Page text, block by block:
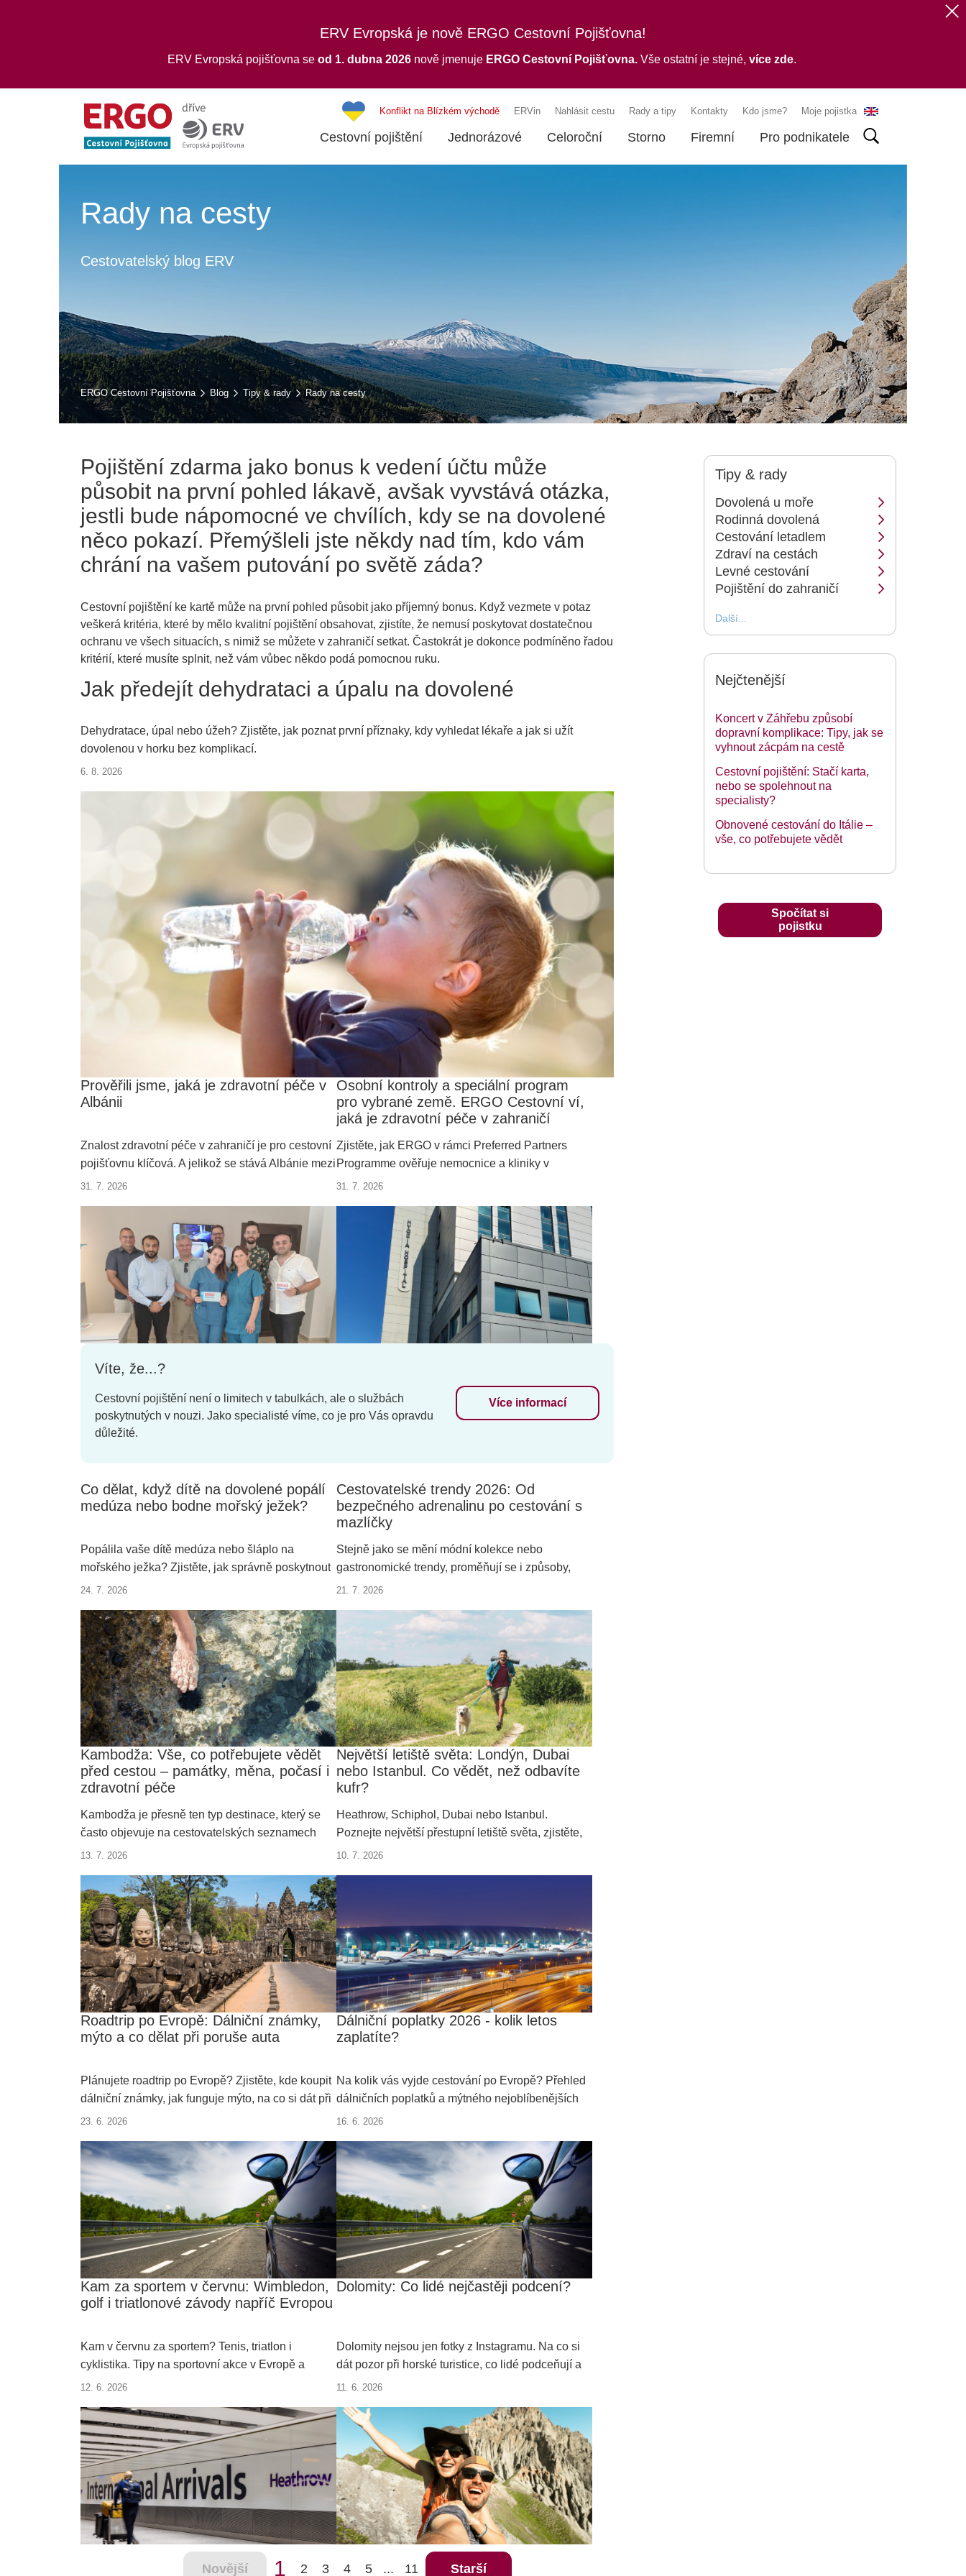
ERV Evropská je nově ERGO Cestovní Pojišťovna!
ERV Evropská pojišťovna se od 1. dubna 2026 nově jmenuje ERGO Cestovní Pojišťovna.Vše ostatní je stejné, více zde.
Konflikt na Blízkém východě ERVin Nahlásit cestu Rady a tipy Kontakty Kdo jsme? Moje pojistka
Cestovní pojištění Jednorázové Celoroční Storno Firemní Pro podnikatele
Rady na cesty
Cestovatelský blog ERV
ERGO Cestovní Pojišťovna Blog Tipy & rady Rady na cesty
Pojištění zdarma jako bonus k vedení účtu může
působit na první pohled lákavě, avšak vyvstává otázka,
jestli bude nápomocné ve chvílích, kdy se na dovolené
něco pokazí. Přemýšleli jste někdy nad tím, kdo vám
chrání na vašem putování po světě záda?
Cestovní pojištění ke kartě může na první pohled působit jako příjemný bonus. Když vezmete v potaz
veškerá kritéria, které by mělo kvalitní pojištění obsahovat, zjistíte, že nemusí poskytovat dostatečnou
ochranu ve všech situacích, s nimiž se můžete v zahraničí setkat. Častokrát je dokonce podmíněno řadou
kritérií, které musíte splnit, než vám vůbec někdo podá pomocnou ruku.
Jak předejít dehydrataci a úpalu na dovolené
Dehydratace, úpal nebo úžeh? Zjistěte, jak poznat první příznaky, kdy vyhledat lékaře a jak si užít
dovolenou v horku bez komplikací.
6. 8. 2026
Prověřili jsme, jaká je zdravotní péče v
Albánii
Znalost zdravotní péče v zahraničí je pro cestovní
pojišťovnu klíčová. A jelikož se stává Albánie mezi
turisty čím dál populárnější, vydali jsme se zjistit,
31. 7. 2026
Osobní kontroly a speciální program
pro vybrané země. ERGO Cestovní ví,
jaká je zdravotní péče v zahraničí
Zjistěte, jak ERGO v rámci Preferred Partners
Programme ověřuje nemocnice a kliniky v
zahraničí a podle čeho hodnotí kvalitu zdravotní
31. 7. 2026
Víte, že...?
Cestovní pojištění není o limitech v tabulkách, ale o službách
poskytnutých v nouzi. Jako specialisté víme, co je pro Vás opravdu
důležité.
Více informací
Co dělat, když dítě na dovolené popálí
medúza nebo bodne mořský ježek?
Popálila vaše dítě medúza nebo šláplo na
mořského ježka? Zjistěte, jak správně poskytnout
první pomoc, kdy vyhledat lékaře a jak vám na
24. 7. 2026
Cestovatelské trendy 2026: Od
bezpečného adrenalinu po cestování s
mazlíčky
Stejně jako se mění módní kolekce nebo
gastronomické trendy, proměňují se i způsoby,
jakými cestujeme. Některé fenomény se
modernější podobu. Podívejte se, co letos táhne
nejvíce cestovatelů.
21. 7. 2026
Kambodža: Vše, co potřebujete vědět
před cestou – památky, měna, počasí i
zdravotní péče
Kambodža je přesně ten typ destinace, který se
často objevuje na cestovatelských seznamech
přání. Jenže zatímco fotografie majestátního
rádi, při představě organizace cesty na druhý
konec světa už mnozí začínáme váhat. Od teď lze
ale veškerou administrativu a plánování přenechat
ostatním a jen si užít dobrodružství.
13. 7. 2026
Největší letiště světa: Londýn, Dubai
nebo Istanbul. Co vědět, než odbavíte
kufr?
Heathrow, Schiphol, Dubai nebo Istanbul.
Poznejte největší přestupní letiště světa, zjistěte,
proč jsou výjimečná a proč právě zde někdy
10. 7. 2026
Roadtrip po Evropě: Dálniční známky,
mýto a co dělat při poruše auta
Plánujete roadtrip po Evropě? Zjistěte, kde koupit
dálniční známky, jak funguje mýto, na co si dát při
nákupu pozor a co dělat při poruše auta v
23. 6. 2026
Dálniční poplatky 2026 - kolik letos
zaplatíte?
Na kolik vás vyjde cestování po Evropě? Přehled
dálničních poplatků a mýtného nejoblíbenějších
zemí Evropy, se základní informací o způsobu
a na trajektech.
16. 6. 2026
Kam za sportem v červnu: Wimbledon,
golf i triatlonové závody napříč Evropou
Kam v červnu za sportem? Tenis, triatlon i
cyklistika. Tipy na sportovní akce v Evropě a
praktické rady na cesty.
12. 6. 2026
Dolomity: Co lidé nejčastěji podcení?
Dolomity nejsou jen fotky z Instagramu. Na co si
dát pozor při horské turistice, co lidé podceňují a
jaké cestovní pojištění se hodí do hor?
11. 6. 2026
Novější 1 2 3 4 5 11 Starší
Tipy & rady
Dovolená u moře
Rodinná dovolená
Cestování letadlem
Zdraví na cestách
Levné cestování
Pojištění do zahraničí
Další...
Nejčtenější
Koncert v Záhřebu způsobí
dopravní komplikace: Tipy, jak se
vyhnout zácpám na cestě
Cestovní pojištění: Stačí karta,
nebo se spolehnout na
specialisty?
Obnovené cestování do Itálie –
vše, co potřebujete vědět
Spočítat si
pojistku